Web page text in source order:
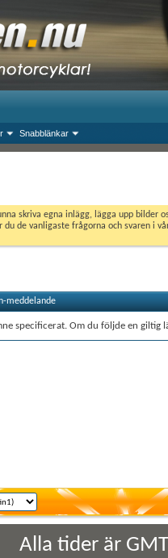
Snabblänkar
skriva egna inlägg, lägga upp
de vanligaste frågorna och svaren i
meddelande
specificerat. Om du följde en giltig
Alla tider är